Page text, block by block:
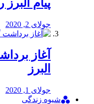
پیام
جولای 2, 2020
آغاز
البرز
جولای 1, 2020
شیوه زندگی